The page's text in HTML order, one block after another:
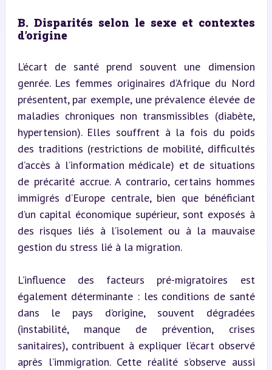
B. Disparités selon le sexe et contextes
d’origine
L’écart de santé prend souvent une dimension
genrée. Les femmes originaires d’Afrique du Nord
présentent, par exemple, une prévalence élevée de
maladies chroniques non transmissibles (diabète,
hypertension). Elles souffrent à la fois du poids
des traditions (restrictions de mobilité, difficultés
d’accès à l’information médicale) et de situations
de précarité accrue. A contrario, certains hommes
immigrés d’Europe centrale, bien que bénéficiant
d’un capital économique supérieur, sont exposés à
des risques liés à l’isolement ou à la mauvaise
gestion du stress lié à la migration.
L’influence des facteurs pré-migratoires est
également déterminante : les conditions de santé
dans le pays d’origine, souvent dégradées
(instabilité, manque de prévention, crises
sanitaires), contribuent à expliquer l’écart observé
après l’immigration. Cette réalité s’observe aussi